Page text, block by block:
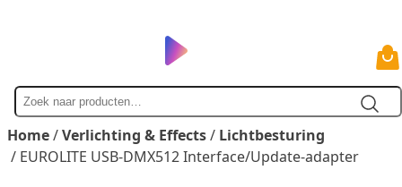
Zoek
naar
Home/Verlichting & Effects/ Lichtbesturing
/ EUROLITE USB-DMX512 Interface/Update-adapter